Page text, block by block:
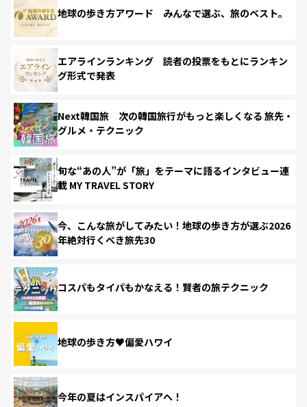
地球の歩き方アワード みんなで選ぶ、旅のベスト。
エアラインランキング 読者の投票をもとにランキン
グ形式で発表
Next韓国旅 次の韓国旅行がもっと楽しくなる 旅先・
グルメ・テクニック
旬な“あの人”が「旅」をテーマに語るインタビュー連
載 MY TRAVEL STORY
今、こんな旅がしてみたい！地球の歩き方が選ぶ2026
年絶対行くべき旅先30
コスパもタイパもかなえる！賢者の旅テクニック
地球の歩き方♥偏愛ハワイ
今年の夏はインスパイアへ！